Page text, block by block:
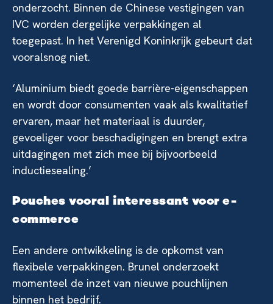
onderzocht. Binnen de Chinese vestigingen van
IVC worden dergelijke verpakkingen al
toegepast. In het Verenigd Koninkrijk gebeurt dat
vooralsnog niet.
‘Aluminium biedt goede barrière-eigenschappen
en wordt door consumenten vaak als kwalitatief
ervaren, maar het materiaal is duurder,
gevoeliger voor beschadigingen en brengt extra
uitdagingen met zich mee bij bijvoorbeeld
inductiesealing.’
Pouches vooral interessant voor e-
commerce
Een andere ontwikkeling is de opkomst van
flexibele verpakkingen. Brunel onderzoekt
momenteel de inzet van nieuwe pouchlijnen
binnen het bedrijf.